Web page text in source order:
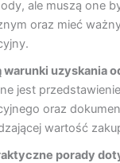
ale muszą one
oraz mieć
warunki uzyskania
jest
oraz
wartość
porady